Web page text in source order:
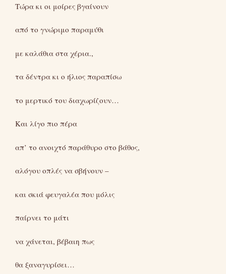
Τώρα κι οι μοίρες βγαίνουν
από το γνώριμο παραμύθι
με καλάθια στα χέρια.,
τα δέντρα κι ο ήλιος παραπίσω
το μερτικό του διαχωρίζουν…
Και λίγο πιο πέρα
απ’ το ανοιχτό παράθυρο στο βάθος,
αλόγου οπλές να σβήνουν –
και σκιά φευγαλέα που μόλις
παίρνει το μάτι
να χάνεται, βέβαιη πως
θα ξαναγυρίσει…